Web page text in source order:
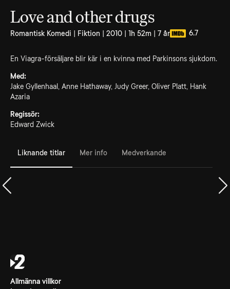
Love and other drugs
Romantisk Komedi | Fiktion | 2010 | 1h 52m | 7 år 6.7
En Viagra-försäljare blir kär i en kvinna med Parkinsons sjukdom.
Med:
Jake Gyllenhaal, Anne Hathaway, Judy Greer, Oliver Platt, Hank
Azaria
Regissör:
Edward Zwick
Liknande titlar Mer info Medverkande
Allmänna villkor